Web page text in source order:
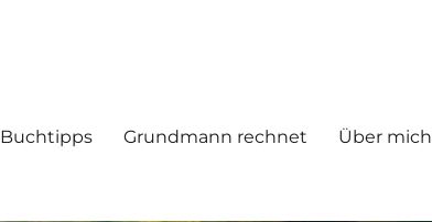
Buchtipps Grundmann rechnet Über mich